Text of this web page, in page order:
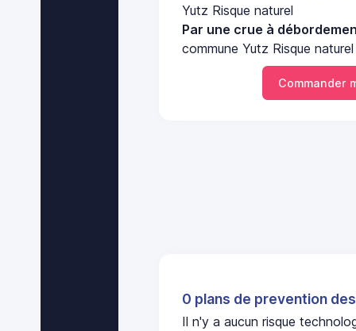
Yutz Risque naturel
Par une crue à
commune Yutz Risque naturel
Commander
0 plans de prevention
Il n'y a aucun risque